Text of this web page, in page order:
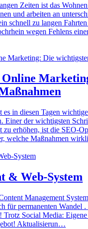
Zeiten ist das
und arbeiten an
schnell zu langen
wegen Fehlens
es in diesen Tagen
Einer der wichtigsten
zu erhöhen, ist die SEO-
welche Maßnahmen
& Web-System
Management
für permanenten Wandel
Trotz Social Media:
Aktualisierun…